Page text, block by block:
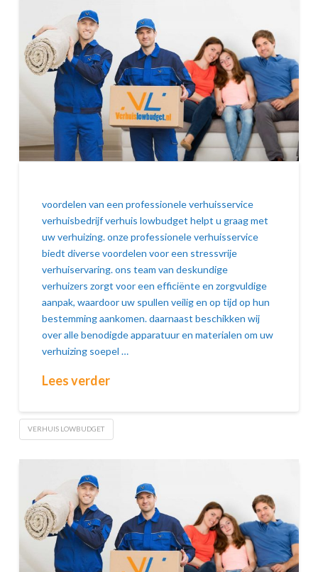
voordelen van een professionele verhuisservice
verhuisbedrijf verhuis lowbudget helpt u graag met
uw verhuizing. onze professionele verhuisservice
biedt diverse voordelen voor een stressvrije
verhuiservaring. ons team van deskundige
verhuizers zorgt voor een efficiënte en zorgvuldige
aanpak, waardoor uw spullen veilig en op tijd op hun
bestemming aankomen. daarnaast beschikken wij
over alle benodigde apparatuur en materialen om uw
verhuizing soepel …
Lees verder
VERHUIS LOWBUDGET